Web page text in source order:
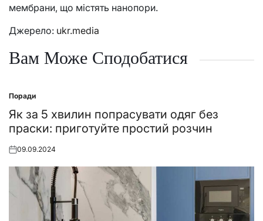
мембрани, що містять нанопори.
Джерело: ukr.media
Вам Може Сподобатися
Posted
in
Поради
Як за 5 хвилин попрасувати одяг без
праски: приготуйте простий розчин
Posted
09.09.2024